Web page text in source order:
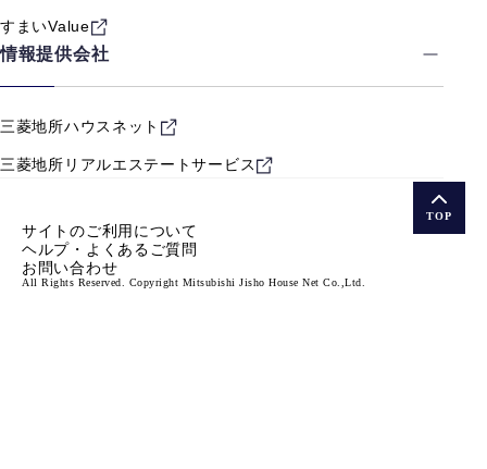
すまいValue
情報提供会社
三菱地所ハウスネット
三菱地所リアルエステートサービス
サイトのご利用について
ヘルプ・よくあるご質問
お問い合わせ
All Rights Reserved. Copyright Mitsubishi Jisho House Net Co.,Ltd.
TOP